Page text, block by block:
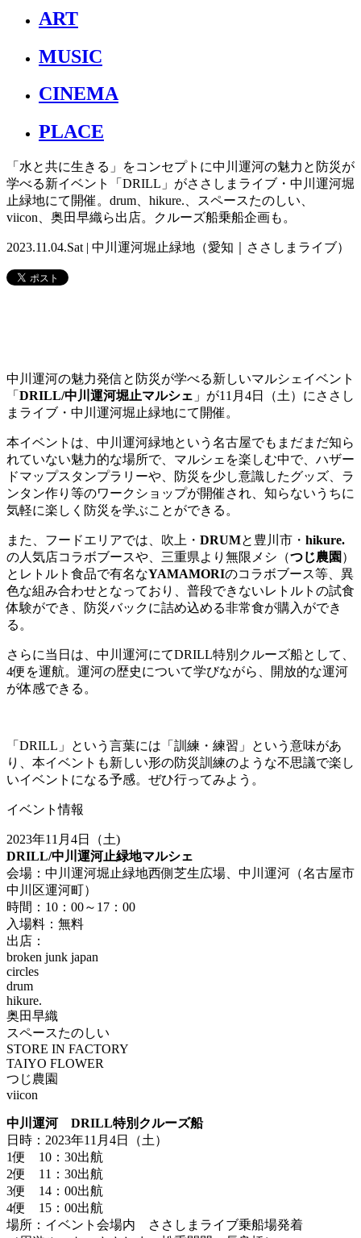
ART
MUSIC
CINEMA
PLACE
「水と共に生きる」をコンセプトに中川運河の魅力と防災が
学べる新イベント「DRILL」がささしまライブ・中川運河堀
止緑地にて開催。drum、hikure.、スペースたのしい、
viicon、奥田早織ら出店。クルーズ船乗船企画も。
2023.11.04.Sat | 中川運河堀止緑地（愛知｜ささしまライブ）
中川運河の魅力発信と防災が学べる新しいマルシェイベント
「 DRILL/中川運河堀止マルシェ 」が11月4日（土）にささし
まライブ・中川運河堀止緑地にて開催。
本イベントは、中川運河緑地という名古屋でもまだまだ知ら
れていない魅力的な場所で、マルシェを楽しむ中で、ハザー
ドマップスタンプラリーや、防災を少し意識したグッズ、ラ
ンタン作り等のワークショップが開催され、知らないうちに
気軽に楽しく防災を学ぶことができる。
また、フードエリアでは、吹上・ DRUMと豊川市・ hikure.
の人気店コラボブースや、三重県より無限メシ（つじ農園 ）
とレトルト食品で有名なYAMAMORIのコラボブース等、異
色な組み合わせとなっており、普段できないレトルトの試食
体験ができ、
防災バックに詰め込める非常食が購入ができ
る。
さらに当日は、中川運河にてDRILL特別クルーズ船として、
4便を運航。運河の歴史について学びながら、開放的な運河
が体感できる。
「DRILL」という言葉には「訓練・練習」という意味があ
り、本イベントも新しい形の防災訓練のような不思議で楽し
いイベントになる予感。ぜひ行ってみよう。
イベント情報
2023年11月4日（土)
DRILL/中川運河止緑地マルシェ
会場：中川運河堀止緑地西側芝生広場、中川運河（名古屋市
中川区運河町）
時間：10：00～17：00
入場料：無料
出店：
broken junk japan
circles
drum
hikure.
奥田早織
スペースたのしい
STORE IN FACTORY
TAIYO FLOWER
つじ農園
viicon
中川運河 DRILL特別クルーズ船
日時：2023年11月4日（土）
1便 10：30出航
2便 11：30出航
3便 14：00出航
4便 15：00出航
場所：イベント会場内 ささしまライブ乗船場発着